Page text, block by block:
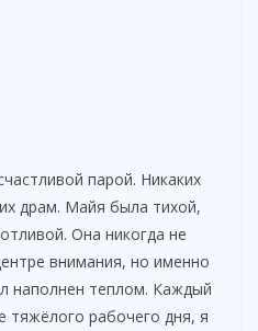
парой. Никаких
драм. Майя была тихой,
Она никогда не
внимания, но именно
наполнен теплом. Каждый
тяжёлого рабочего дня, я